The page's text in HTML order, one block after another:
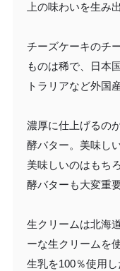
上の味わいを生み
チーズケーキのチ
ものは稀で、日本
トラリアなど外国
濃厚に仕上げるの
酵バター。美味し
美味しいのはもち
酵バターも大変重
生クリームは北海
ーな生クリームを
生乳を100％使用